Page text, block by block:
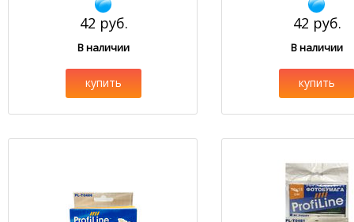
42 руб.
В наличии
купить
42 руб.
В наличии
купить